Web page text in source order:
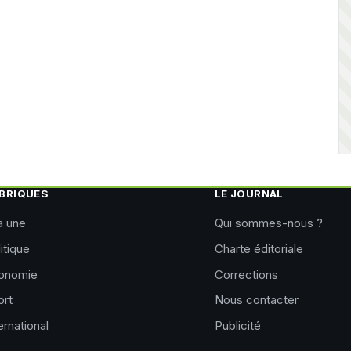
une
LE JOURNAL
Qui sommes-nous ?
Charte éditoriale
Corrections
Nous contacter
Publicité